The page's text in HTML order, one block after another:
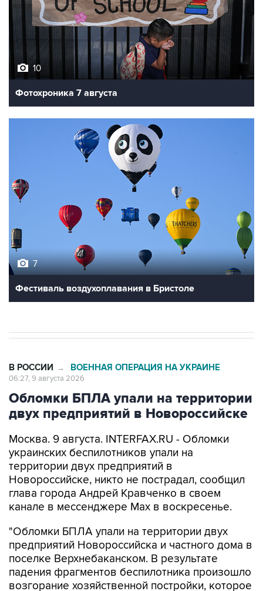
10
Фотохроника 7 августа
7
Фестиваль воздухоплавания в Бристоле
В РОССИИ → ВОЕННАЯ ОПЕРАЦИЯ НА УКРАИНЕ
06:27, 9 августа 2026
Обломки БПЛА упали на территории
двух предприятий в Новороссийске
Москва. 9 августа. INTERFAX.RU - Обломки
украинских беспилотников упали на
территории двух предприятий в
Новороссийске, никто не пострадал, сообщил
глава города Андрей Кравченко в своем
канале в мессенджере Max в воскресенье.
"Обломки БПЛА упали на территории двух
предприятий Новороссийска и частного дома в
поселке Верхнебаканском. В результате
падения фрагментов беспилотника произошло
возгорание хозяйственной постройки, которое